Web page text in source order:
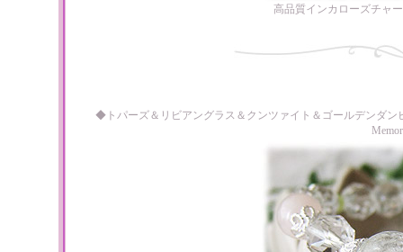
高品質インカローズチャ
◆トパーズ＆リビアングラス＆クンツァイト＆ゴールデンダ